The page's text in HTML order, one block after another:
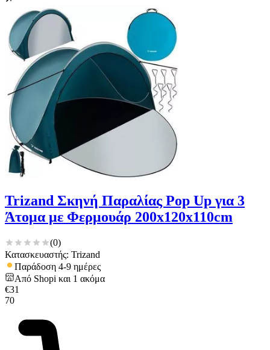
Trizand Σκηνή Παραλίας Pop Up για 3
Άτομα με Φερμουάρ 200x120x110cm
(0)
Κατασκευαστής: Trizand
Παράδοση 4-9 ημέρες
Από Shopi και 1 ακόμα
€31
70